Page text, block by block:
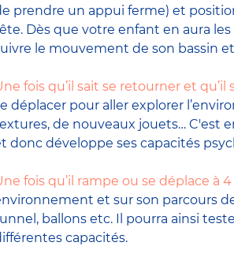
prendre un appui ferme) et
Dès que votre enfant en aura
le mouvement de son bassin
fois qu’il sait se retourner et qu’il
déplacer pour aller explorer
de nouveaux jouets… C'est
donc développe ses capacités
fois qu’il rampe ou se déplace à
et sur son parcours
ballons etc. Il pourra ainsi
capacités.